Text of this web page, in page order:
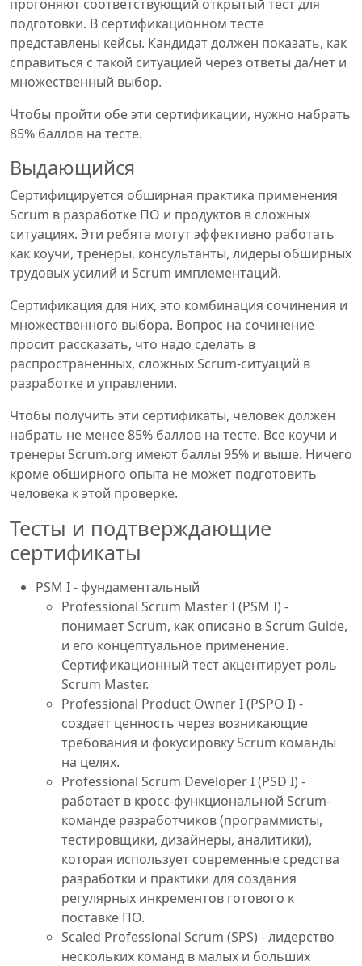
прогоняют соответствующий открытый тест для
подготовки. В сертификационном тесте
представлены кейсы. Кандидат должен показать, как
справиться с такой ситуацией через ответы да/нет и
множественный выбор.
Чтобы пройти обе эти сертификации, нужно набрать
85% баллов на тесте.
Выдающийся
Сертифицируется обширная практика применения
Scrum в разработке ПО и продуктов в сложных
ситуациях. Эти ребята могут эффективно работать
как коучи, тренеры, консультанты, лидеры обширных
трудовых усилий и Scrum имплементаций.
Сертификация для них, это комбинация сочинения и
множественного выбора. Вопрос на сочинение
просит рассказать, что надо сделать в
распространенных, сложных Scrum-ситуаций в
разработке и управлении.
Чтобы получить эти сертификаты, человек должен
набрать не менее 85% баллов на тесте. Все коучи и
тренеры Scrum.org имеют баллы 95% и выше. Ничего
кроме обширного опыта не может подготовить
человека к этой проверке.
Тесты и подтверждающие
сертификаты
PSM I - фундаментальный
Professional Scrum Master I (PSM I) -
понимает Scrum, как описано в Scrum Guide,
и его концептуальное применение.
Сертификационный тест акцентирует роль
Scrum Master.
Professional Product Owner I (PSPO I) -
создает ценность через возникающие
требования и фокусировку Scrum команды
на целях.
Professional Scrum Developer I (PSD I) -
работает в кросс-функциональной Scrum-
команде разработчиков (программисты,
тестировщики, дизайнеры, аналитики),
которая использует современные средства
разработки и практики для создания
регулярных инкрементов готового к
поставке ПО.
Scaled Professional Scrum (SPS) - лидерство
нескольких команд в малых и больших